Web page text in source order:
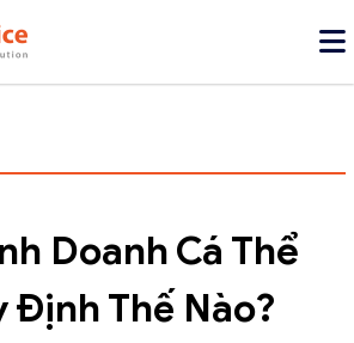
Doanh Cá Thể
Thế Nào?